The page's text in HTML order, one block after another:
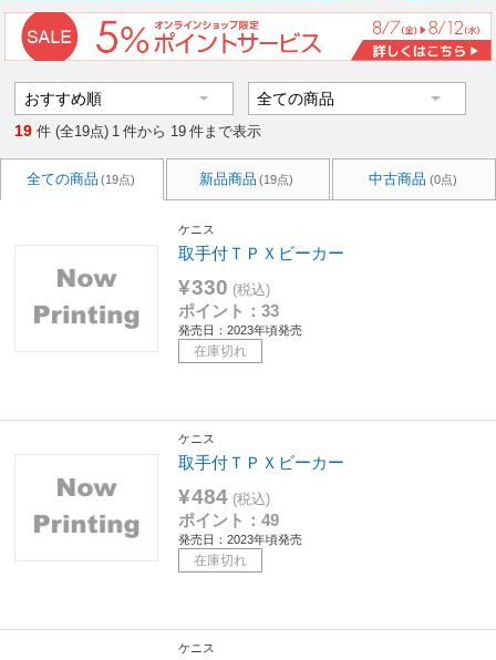
19 件 (全19点) 1 件から 19 件まで表示
全ての商品 (19点) 新品商品 (19点) 中古商品 (0点)
ケニス
取手付ＴＰＸビーカー
¥330 (税込)
ポイント：33
発売日：2023年頃発売
在庫切れ
ケニス
取手付ＴＰＸビーカー
¥484 (税込)
ポイント：49
発売日：2023年頃発売
在庫切れ
ケニス